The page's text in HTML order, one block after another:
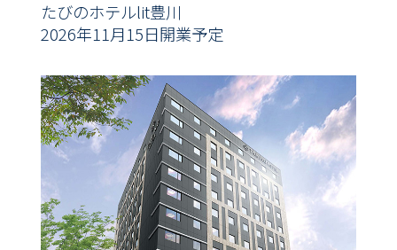
たびのホテルlit豊川
2026年11月15日開業予定